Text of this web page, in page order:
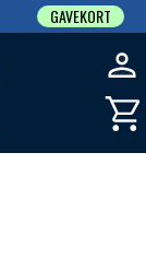
GAVEKORT